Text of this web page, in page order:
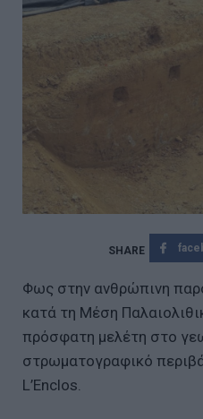
Φως στην ανθρώπινη
κατά τη Μέση
πρόσφατη μελέτη στο
στρωματογραφικό
L’Enclos.